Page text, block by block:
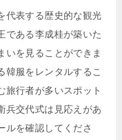
代表する歴史的な観光
である李成桂が築いた
いを見ることができま
韓服をレンタルするこ
旅行者が多いスポット
兵交代式は見応えがあ
ルを確認してくださ